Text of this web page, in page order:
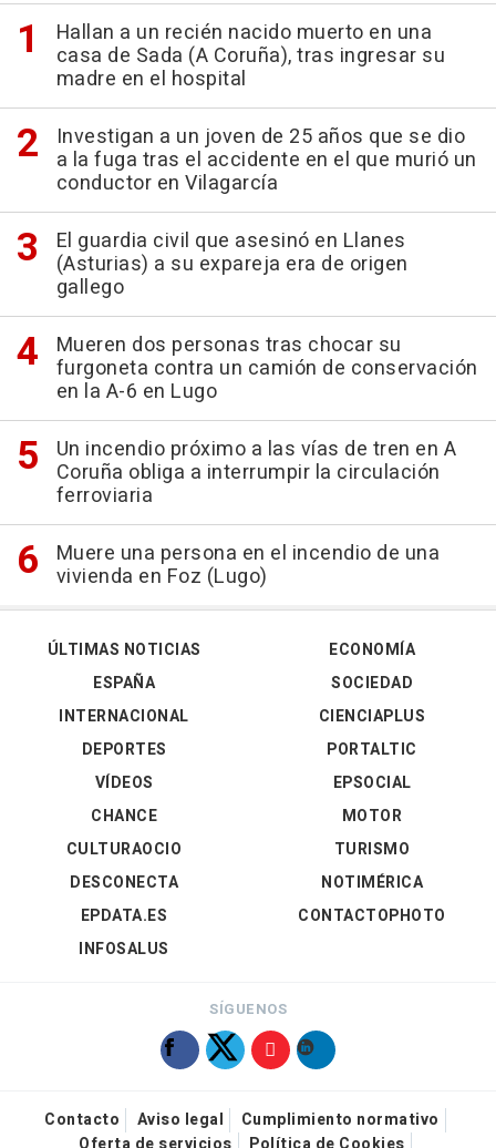
Hallan a un recién nacido muerto en una
casa de Sada (A Coruña), tras ingresar su
madre en el hospital
Investigan a un joven de 25 años que se dio
a la fuga tras el accidente en el que murió un
conductor en Vilagarcía
El guardia civil que asesinó en Llanes
(Asturias) a su expareja era de origen
gallego
Mueren dos personas tras chocar su
furgoneta contra un camión de conservación
en la A-6 en Lugo
Un incendio próximo a las vías de tren en A
Coruña obliga a interrumpir la circulación
ferroviaria
Muere una persona en el incendio de una
vivienda en Foz (Lugo)
ÚLTIMAS NOTICIAS
ESPAÑA
INTERNACIONAL
DEPORTES
VÍDEOS
ECONOMÍA
SOCIEDAD
CIENCIAPLUS
PORTALTIC
EPSOCIAL
CHANCE
CULTURAOCIO
DESCONECTA
EPDATA.ES
INFOSALUS
MOTOR
TURISMO
NOTIMÉRICA
CONTACTOPHOTO
SÍGUENOS
Contacto Aviso legal
Cumplimiento normativo